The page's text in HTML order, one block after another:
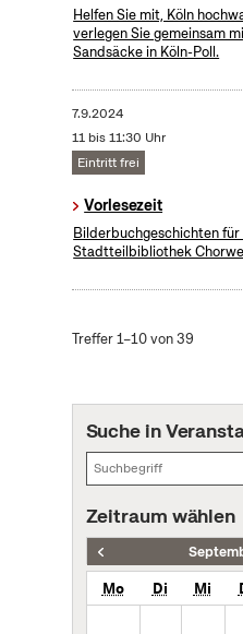
Helfen Sie mit, Köln
verlegen Sie gemeinsam
Sandsäcke in Köln-Poll.
7.9.2024
11 bis 11:30 Uhr
Eintritt frei
Vorlesezeit
Bilderbuchgeschichten
Stadtteilbibliothek
Treffer 1–10 von 39
Suche in
Zeitraum wählen
Mo Di Mi